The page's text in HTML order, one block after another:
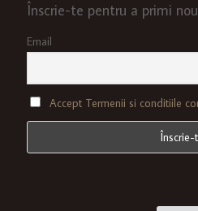
Înscrie-te pentru a primi
Email
Accept Termenii si conditiile